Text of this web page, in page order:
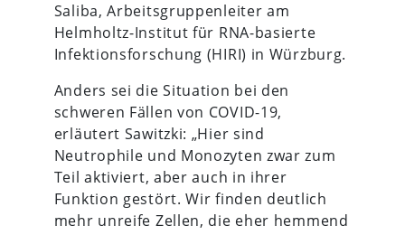
Saliba, Arbeitsgruppenleiter am
Helmholtz-Institut für RNA-basierte
Infektionsforschung (HIRI) in Würzburg.
Anders sei die Situation bei den
schweren Fällen von COVID-19,
erläutert Sawitzki: „Hier sind
Neutrophile und Monozyten zwar zum
Teil aktiviert, aber auch in ihrer
Funktion gestört. Wir finden deutlich
mehr unreife Zellen, die eher hemmend